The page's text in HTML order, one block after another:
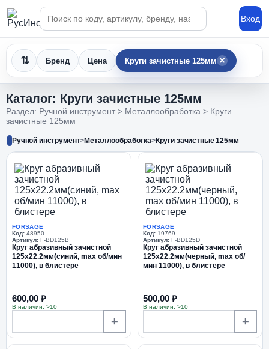
Поиск по каталогу
Вход
Бренд Цена Круги зачистные 125мм ×
Каталог: Круги зачистные 125мм
Раздел: Ручной инструмент > Металлообработка > Круги
зачистные 125мм
Ручной инструмент>Металлообработка>Круги зачистные 125мм
FORSAGE
Код: 48950
Артикул: F-BD125B
Круг абразивный зачистной
125х22.2мм(синий, max об/мин
11000), в блистере
600,00 ₽
В наличии: >10
+
FORSAGE
Код: 19769
Артикул: F-BD125D
Круг абразивный зачистной
125х22.2мм(черный, max об/
мин 11000), в блистере
500,00 ₽
В наличии: >10
+